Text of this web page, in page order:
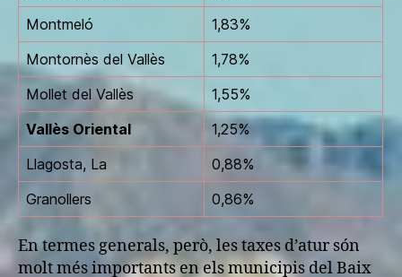
Montmeló
1,83%
Montornès del Vallès
1,78%
Mollet del Vallès
1,55%
Vallès Oriental
1,25%
Llagosta, La
0,88%
Granollers
0,86%
En termes generals, però, les taxes d’atur són
molt més importants en els municipis del Baix